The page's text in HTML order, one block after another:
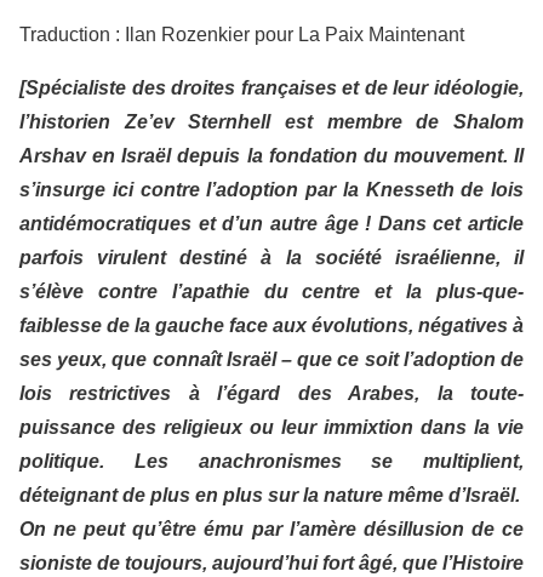
Traduction : Ilan Rozenkier pour La Paix Maintenant
[Spécialiste des droites françaises et de leur idéologie,
l’historien Ze’ev Sternhell est membre de Shalom
Arshav en Israël depuis la fondation du mouvement. Il
s’insurge ici contre l’adoption par la Knesseth de lois
antidémocratiques et d’un autre âge ! Dans cet article
parfois virulent destiné à la société israélienne, il
s’élève contre l’apathie du centre et la plus-que-
faiblesse de la gauche face aux évolutions, négatives à
ses yeux, que connaît Israël – que ce soit l’adoption de
lois restrictives à l’égard des Arabes, la toute-
puissance des religieux ou leur immixtion dans la vie
politique. Les anachronismes se multiplient,
déteignant de plus en plus sur la nature même d’Israël.
On ne peut qu’être ému par l’amère désillusion de ce
sioniste de toujours, aujourd’hui fort âgé, que l’Histoire